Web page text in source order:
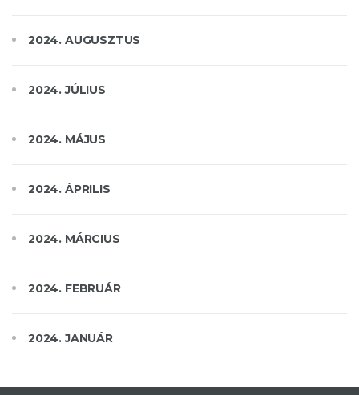
2024. AUGUSZTUS
2024. JÚLIUS
2024. MÁJUS
2024. ÁPRILIS
2024. MÁRCIUS
2024. FEBRUÁR
2024. JANUÁR